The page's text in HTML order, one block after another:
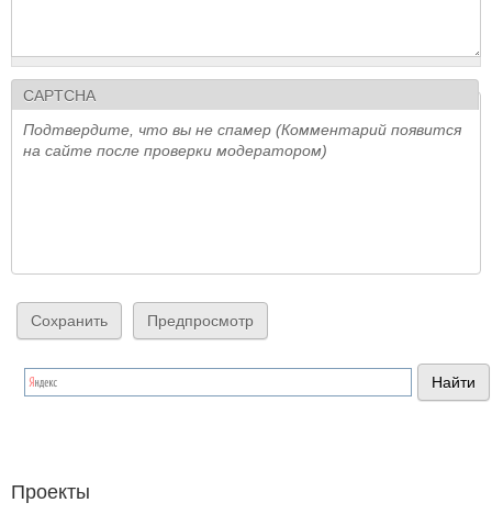
CAPTCHA
Подтвердите, что вы не спамер (Комментарий появится
на сайте после проверки модератором)
Проекты